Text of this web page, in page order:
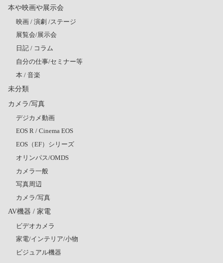
本や映画や展示会
映画 / 演劇 /ステージ
展覧会/展示会
日記 / コラム
自分の仕事/セミナー等
本 / 音楽
未分類
カメラ/写真
デジカメ動画
EOS R / Cinema EOS
EOS（EF）シリーズ
オリンパス/OMDS
カメラ一般
写真周辺
カメラ/写真
AV機器 / 家電
ビデオカメラ
家電/インテリア/小物
ビジュアル機器